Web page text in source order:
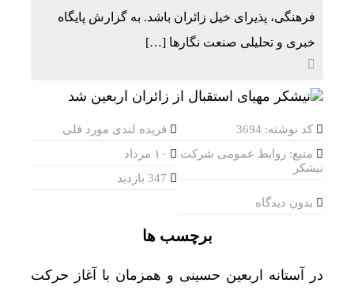
فرهنگی، پذیرای خیل زائران باشد. به گزارش پایگاه
خبری و تحلیلی صنعت نگارها […]
کد نوشته: 3694
فریده لندی مورد فلی
منبع: روابط عمومی شرکت
نیشکر
بدون دیدگاه
برچسب ها
در آستانه اربعین حسینی و همزمان با آغاز حرکت